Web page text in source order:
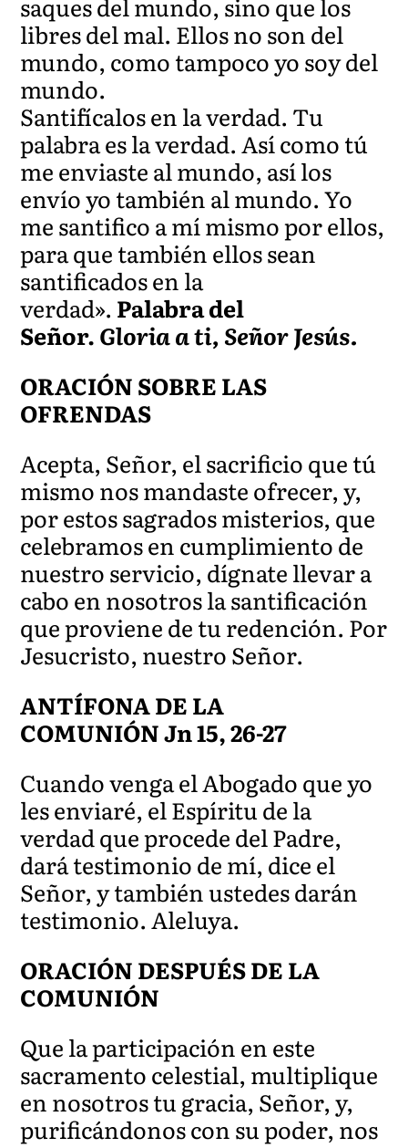
saques del mundo, sino que los
libres del mal. Ellos no son del
mundo, como tampoco yo soy del
mundo.
Santifícalos en la verdad. Tu
palabra es la verdad. Así como tú
me enviaste al mundo, así los
envío yo también al mundo. Yo
me santifico a mí mismo por ellos,
para que también ellos sean
santificados en la
verdad». Palabra del
Señor.Gloria a ti, Señor Jesús.
ORACIÓN SOBRE LAS
OFRENDAS
Acepta, Señor, el sacrificio que tú
mismo nos mandaste ofrecer, y,
por estos sagrados misterios, que
celebramos en cumplimiento de
nuestro servicio, dígnate llevar a
cabo en nosotros la santificación
que proviene de tu redención. Por
Jesucristo, nuestro Señor.
ANTÍFONA DE LA
COMUNIÓN Jn 15, 26-27
Cuando venga el Abogado que yo
les enviaré, el Espíritu de la
verdad que procede del Padre,
dará testimonio de mí, dice el
Señor, y también ustedes darán
testimonio. Aleluya.
ORACIÓN DESPUÉS DE LA
COMUNIÓN
Que la participación en este
sacramento celestial, multiplique
en nosotros tu gracia, Señor, y,
purificándonos con su poder, nos